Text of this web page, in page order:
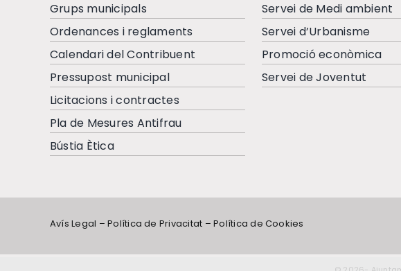
Grups municipals
Ordenances i reglaments
Calendari del Contribuent
Pressupost municipal
Licitacions i contractes
Pla de Mesures Antifrau
Bústia Ètica
Servei de Medi ambient
Servei d’Urbanisme
Promoció econòmica
Servei de Joventut
Avís Legal –Política de Privacitat –Política de Cookies